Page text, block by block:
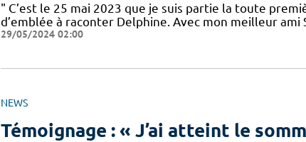
" C’est le 25 mai 2023 que je suis partie la toute
d’emblée à raconter Delphine. Avec mon meilleur ami
29/05/2024 02:00
NEWS
Témoignage : « J’ai atteint le